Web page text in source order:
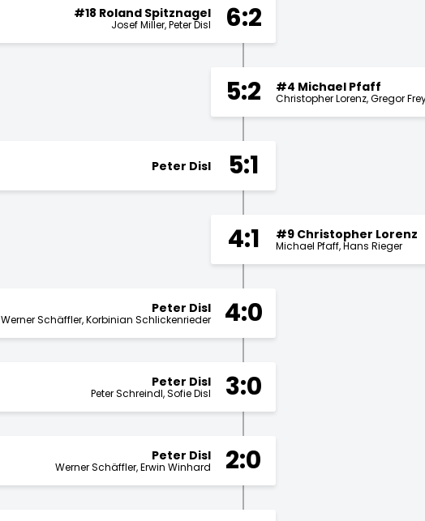
6:2
#18 Roland Spitznagel
Josef Miller Peter Disl
5:2 #4 Michael Pfaff
Christopher Lorenz Gregor
5:1
Peter Disl
4:1 #9 Christopher Lorenz
Michael Pfaff Hans Rieger
4:0
Peter Disl
Werner Schäffler Korbinian Schlickenrieder
3:0
Peter Disl
Peter Schreindl Sofie Disl
2:0
Peter Disl
Werner Schäffler Erwin Winhard